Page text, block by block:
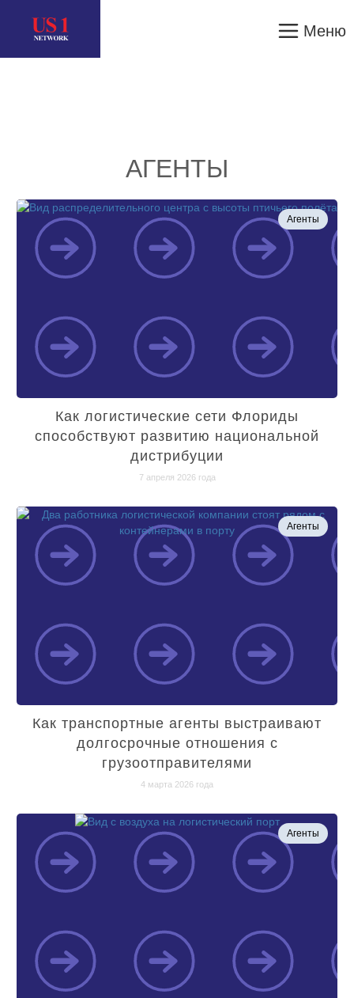
Меню
АГЕНТЫ
Агенты
Как логистические сети Флориды
способствуют развитию национальной
дистрибуции
7 апреля 2026 года
Агенты
Как транспортные агенты выстраивают
долгосрочные отношения с
грузоотправителями
4 марта 2026 года
Агенты